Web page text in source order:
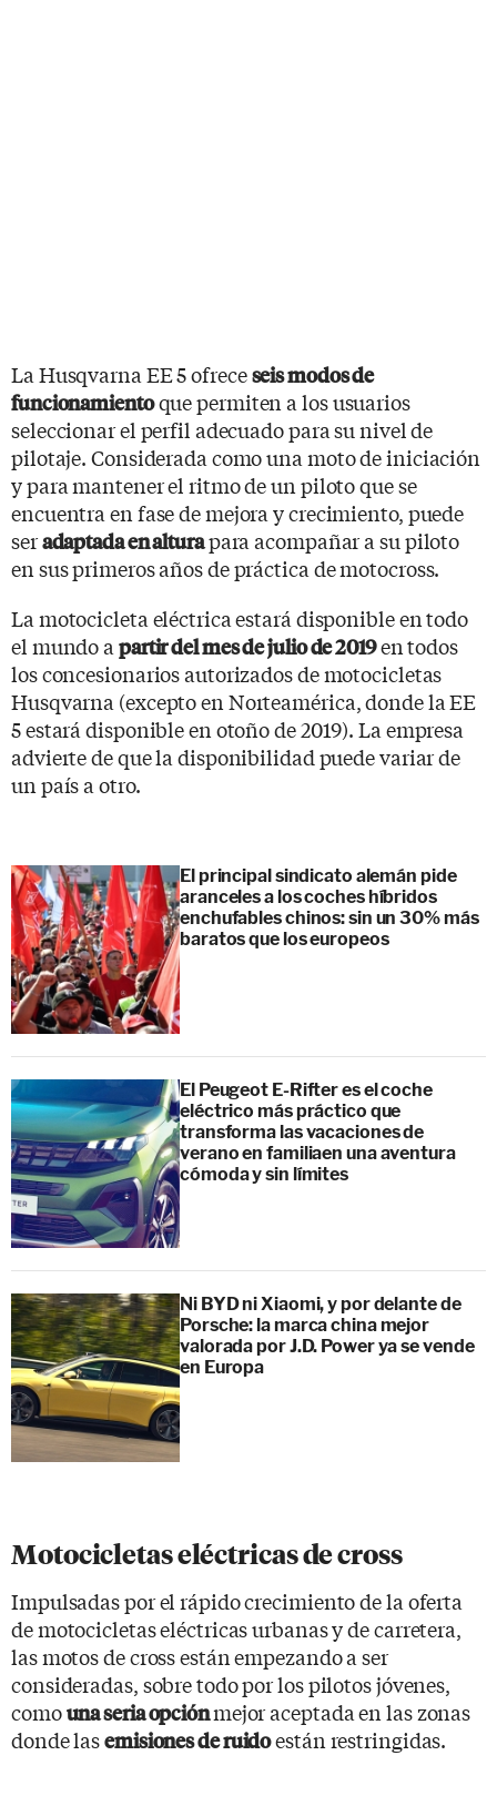
La Husqvarna EE 5 ofreceseis modos de
funcionamientoque permiten a los usuarios
seleccionar el perfil adecuado para su nivel de
pilotaje. Considerada como una moto de iniciación
y para mantener el ritmo de un piloto que se
encuentra en fase de mejora y crecimiento, puede
seradaptada en alturapara acompañar a su piloto
en sus primeros años de práctica de motocross.
La motocicleta eléctrica estará disponible en todo
el mundo a partir del mes de julio de 2019en todos
los concesionarios autorizados de motocicletas
Husqvarna (excepto en Norteamérica, donde la EE
5 estará disponible en otoño de 2019). La empresa
advierte de que la disponibilidad puede variar de
un país a otro.
El principal sindicato alemán pide
aranceles a los coches híbridos
enchufables chinos: sin un 30% más
baratos que los europeos
El Peugeot E-Rifter es el coche
eléctrico más práctico que
transforma las vacaciones de
verano en familiaen una aventura
cómoda y sin límites
Ni BYD ni Xiaomi, y por delante de
Porsche: la marca china mejor
valorada por J.D. Power ya se vende
en Europa
Motocicletas eléctricas de cross
Impulsadas por el rápido crecimiento de la oferta
de motocicletas eléctricas urbanas y de carretera,
las motos de cross están empezando a ser
consideradas, sobre todo por los pilotos jóvenes,
comouna seria opciónmejor aceptada en las zonas
donde lasemisiones de ruidoestán restringidas.